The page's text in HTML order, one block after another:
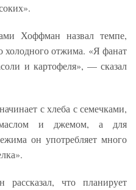
Хоффман назвал темпе,
холодного отжима. «Я фанат
и картофеля», — сказал
с хлеба с семечками,
маслом и джемом, а для
он употребляет много
что планирует